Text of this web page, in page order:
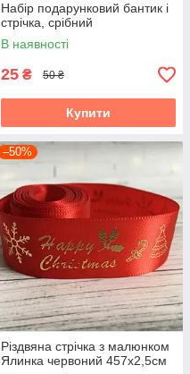
Набір подарунковий бантик і
стрічка, срібний
В наявності
25 ₴ 50 ₴
Купити
–50%
Різдвяна стрічка з малюнком
Ялинка червоний 457х2,5см